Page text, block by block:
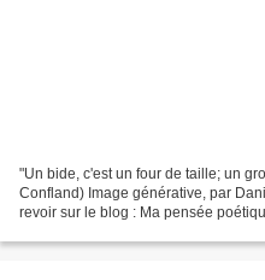
"Un bide, c'est un four de taille; un
Confland) Image générative, par
revoir sur le blog : Ma pensée